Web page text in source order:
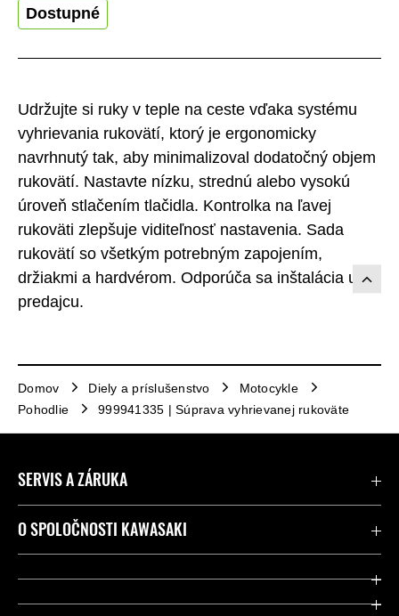
Udržujte si ruky v teple na ceste vďaka systému
vyhrievania rukovätí, ktorý je ergonomicky
navrhnutý tak, aby minimalizoval dodatočný objem
rukovätí. Nastavte nízku, strednú alebo vysokú
úroveň stlačením tlačidla. Kontrolka na ľavej
rukoväti zlepšuje viditeľnosť nastavenia. Sada
rukovätí so všetkým potrebným zapojením,
držiakmi a hardvérom. Odporúča sa inštalácia u
predajcu.
Dostupné
Domov Diely a príslušenstvo
Motocykle
Pohodlie
999941335 | Súprava vyhrievanej rukoväte
SERVIS A ZÁRUKA
Kontaktujte nás
Legálny
O SPOLOČNOSTI KAWASAKI
Spoločnosť